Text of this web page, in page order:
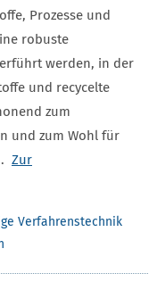
Prozesse und
robuste
werden, in der
und recycelte
zum
und zum Wohl für
Zur
Verfahrenstechnik